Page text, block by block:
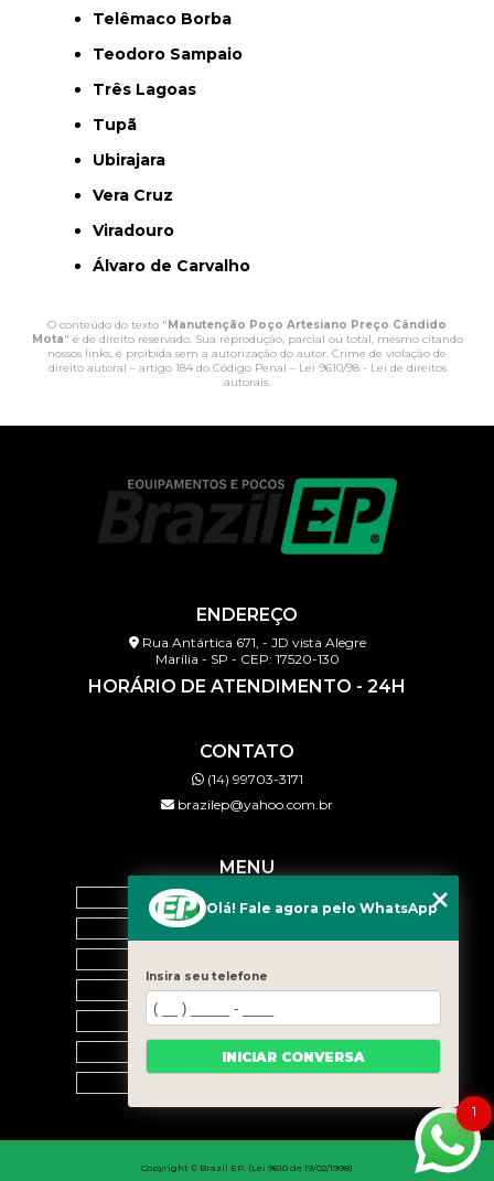
Telêmaco Borba
Teodoro Sampaio
Três Lagoas
Tupã
Ubirajara
Vera Cruz
Viradouro
Álvaro de Carvalho
O conteúdo do texto " Manutenção Poço Artesiano Preço Cândido
Mota" é de direito reservado. Sua reprodução, parcial ou total, mesmo citando
nossos links, é proibida sem a autorização do autor. Crime de violação de
direito autoral – artigo 184 do Código Penal – Lei 9610/98 - Lei de direitos
autorais.
ENDEREÇO
Rua Antártica 671, - JD vista Alegre
Marília - SP - CEP: 17520-130
HORÁRIO DE ATENDIMENTO - 24H
CONTATO
(14) 99703-3171
brazilep@yahoo.com.br
MENU
HOME
BLOG
CONTATO
CATEGORIAS
Copyright © Brazil EP. (Lei 9610 de 19/02/1998)
1
Olá! Fale agora pelo WhatsApp
Insira seu telefone
INICIAR CONVERSA